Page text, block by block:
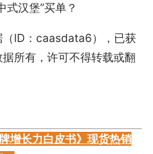
式汉堡”买单？
（ID：caasdata6），已获
所有，许可不得转载或翻
增长力白皮书》现货热销